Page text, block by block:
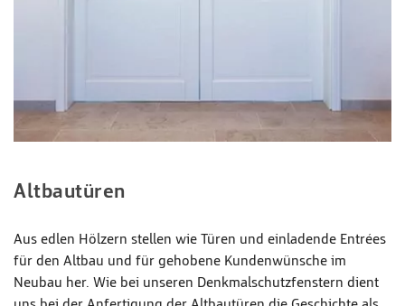
Altbautüren
Aus edlen Hölzern stellen wie Türen und einladende Entrées
für den Altbau und für gehobene Kundenwünsche im
Neubau her. Wie bei unseren Denkmalschutzfenstern dient